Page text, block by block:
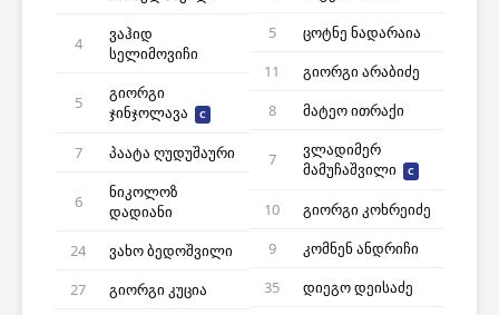
4
ვაჰიდ
სელიმოვიჩი
5
გიორგი
ჯინჯოლავა
C
7 პაატა ღუდუშაური
6
ნიკოლოზ
დადიანი
24
ვახო ბედოშვილი
27
გიორგი კუცია
5
ცოტნე ნადარაია
11
გიორგი არაბიძე
8
მატეო ითრაქი
7
ვლადიმერ
მამუჩაშვილი
C
10
გიორგი კოხრეიძე
9
კომნენ ანდრიჩი
35
დიეგო დეისაძე